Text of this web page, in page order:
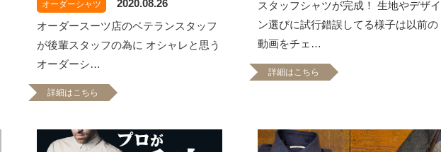
オーダーシャツ
2020.08.26
オーダースーツ店のベテランスタッフ
が後輩スタッフの為に オシャレと思う
オーダーシ…
詳細はこちら
スタッフシャツが完成！ 生地やデザイ
ン選びに試行錯誤してる様子は以前の
動画をチェ…
詳細はこちら